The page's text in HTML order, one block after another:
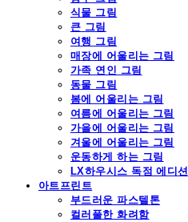
식물 그림
큰 그림
여행 그림
매장에 어울리는 그림
가족 연인 그림
동물 그림
봄에 어울리는 그림
여름에 어울리는 그림
가을에 어울리는 그림
겨울에 어울리는 그림
운동하게 하는 그림
LX하우시스 독점 에디션
아트프린트
부드러운 파스텔톤
컬러풀한 화려함